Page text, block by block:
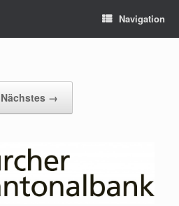
Navigation
Nächstes →